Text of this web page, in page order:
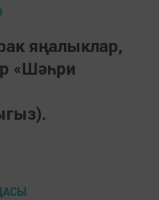
яңалыклар,
«Шәһри